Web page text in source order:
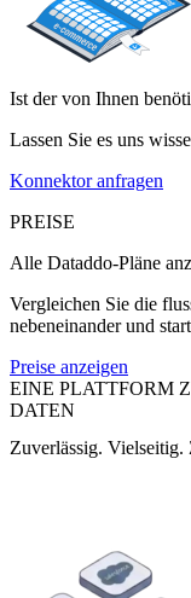
Ist der von Ihnen
Lassen Sie es uns
Konnektor anfragen
PREISE
Alle Dataddo-Pläne
Vergleichen Sie die
nebeneinander und
Preise anzeigen
EINE PLATTFORM
DATEN
Zuverlässig. Vielseitig.